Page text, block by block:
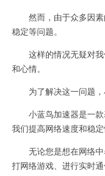
然而，由于众多因素
稳定等问题。
这样的情况无疑对我
和心情。
为了解决这一问题，
小蓝鸟加速器是一款
我们提高网络速度和稳
无论您是想在网络中
打网络游戏、进行实时